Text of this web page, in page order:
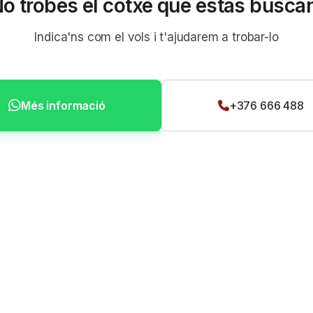
trobes el cotxe que estàs
Indica'ns com el vols i t'ajudarem a trobar-lo
Més informació +376 666 488